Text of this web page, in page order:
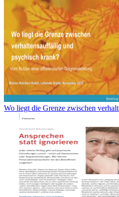
Wo liegt die Grenze zwischen